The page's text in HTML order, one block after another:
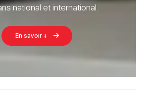
national et international.
En savoir +